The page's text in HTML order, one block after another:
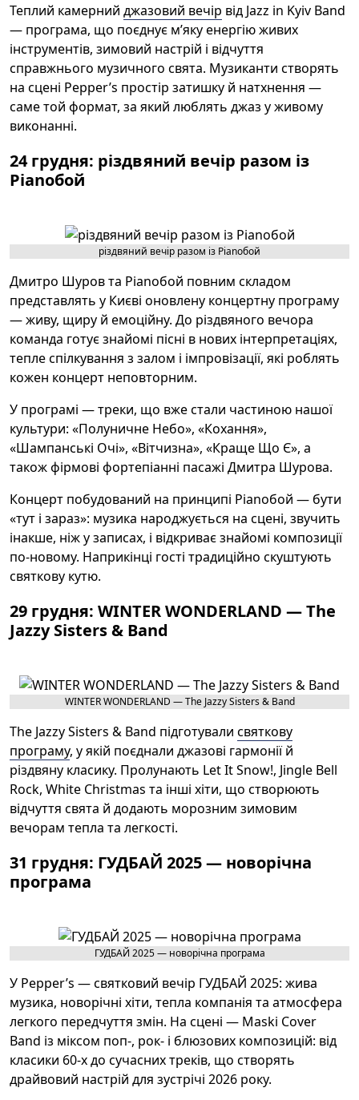
Теплий камерний джазовий вечір від Jazz in Kyiv Band
— програма, що поєднує м’яку енергію живих
інструментів, зимовий настрій і відчуття
справжнього музичного свята. Музиканти створять
на сцені Pepper’s простір затишку й натхнення —
саме той формат, за який люблять джаз у живому
виконанні.
24 грудня: різдвяний вечір разом із
Pianoбой
різдвяний вечір разом із Pianoбой
Дмитро Шуров та Pianoбой повним складом
представлять у Києві оновлену концертну програму
— живу, щиру й емоційну. До різдвяного вечора
команда готує знайомі пісні в нових інтерпретаціях,
тепле спілкування з залом і імпровізації, які роблять
кожен концерт неповторним.
У програмі — треки, що вже стали частиною нашої
культури: «Полуничне Небо», «Кохання»,
«Шампанські Очі», «Вітчизна», «Краще Що Є», а
також фірмові фортепіанні пасажі Дмитра Шурова.
Концерт побудований на принципі Pianoбой — бути
«тут і зараз»: музика народжується на сцені, звучить
інакше, ніж у записах, і відкриває знайомі композиції
по-новому. Наприкінці гості традиційно скуштують
святкову кутю.
29 грудня: WINTER WONDERLAND — The
Jazzy Sisters & Band
WINTER WONDERLAND — The Jazzy Sisters & Band
The Jazzy Sisters & Band підготували святкову
програму, у якій поєднали джазові гармонії й
різдвяну класику. Пролунають Let It Snow!, Jingle Bell
Rock, White Christmas та інші хіти, що створюють
відчуття свята й додають морозним зимовим
вечорам тепла та легкості.
31 грудня: ГУДБАЙ 2025 — новорічна
програма
ГУДБАЙ 2025 — новорічна програма
У Pepper’s — святковий вечір ГУДБАЙ 2025: жива
музика, новорічні хіти, тепла компанія та атмосфера
легкого передчуття змін. На сцені — Maski Cover
Band із міксом поп-, рок- і блюзових композицій: від
класики 60-х до сучасних треків, що створять
драйвовий настрій для зустрічі 2026 року.